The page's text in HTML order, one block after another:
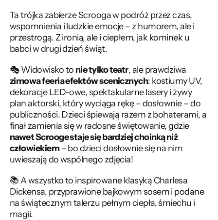
Ta trójka zabierze Scrooga w podróż przez czas,
wspomnienia i ludzkie emocje – z humorem, ale i
przestrogą. Z ironią, ale i ciepłem, jak kominek u
babci w drugi dzień świąt.
🎭 Widowisko to nie tylko teatr
zimowa feeria efektów scenicznych: kostiumy UV,
dekoracje LED-owe, spektakularne lasery i żywy
plan aktorski, który wyciąga rękę – dosłownie – do
publiczności. Dzieci śpiewają razem z bohaterami, a
finał zamienia się w radosne świętowanie, gdzie
nawet Scrooge staje się bardziej choinką niż
człowiekiem – bo dzieci dosłownie się na nim
uwieszają do wspólnego zdjęcia!
📚 A wszystko to inspirowane klasyką Charlesa
Dickensa, przyprawione bajkowym sosem i podane
na świątecznym talerzu pełnym ciepła, śmiechu i
magii.